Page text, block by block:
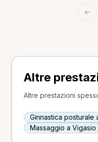
←
Altre
Altre prestazioni
Ginnastica posturale
Massaggio a Vigasio